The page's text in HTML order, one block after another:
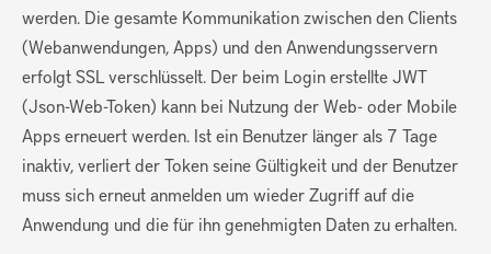
werden. Die gesamte Kommunikation zwischen den Clients
(Webanwendungen, Apps) und den Anwendungsservern
erfolgt SSL verschlüsselt. Der beim Login erstellte JWT
(Json-Web-Token) kann bei Nutzung der Web- oder Mobile
Apps erneuert werden. Ist ein Benutzer länger als 7 Tage
inaktiv, verliert der Token seine Gültigkeit und der Benutzer
muss sich erneut anmelden um wieder Zugriff auf die
Anwendung und die für ihn genehmigten Daten zu erhalten.